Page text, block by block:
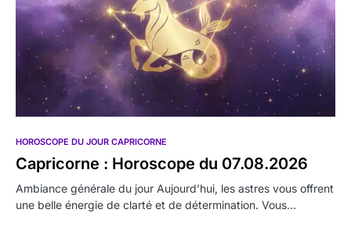
HOROSCOPE DU JOUR CAPRICORNE
Capricorne : Horoscope du 07.08.2026
Ambiance générale du jour Aujourd’hui, les astres vous offrent
une belle énergie de clarté et de détermination. Vous…